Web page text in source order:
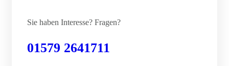
Sie haben Interesse? Fragen?
01579 2641711